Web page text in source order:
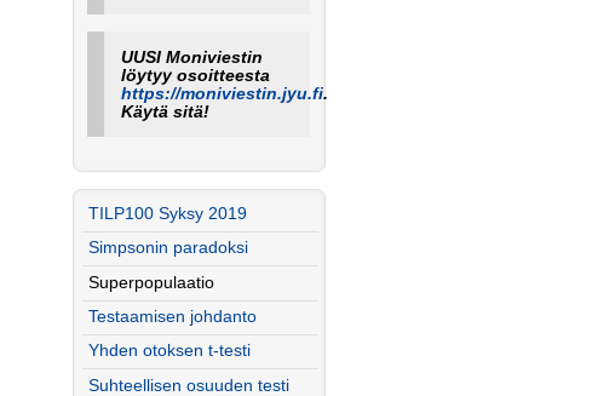
UUSI Moniviestin
löytyy osoitteesta
https://moniviestin.jyu.fi.
Käytä sitä!
TILP100 Syksy 2019
Simpsonin paradoksi
Superpopulaatio
Testaamisen johdanto
Yhden otoksen t-testi
Suhteellisen osuuden testi